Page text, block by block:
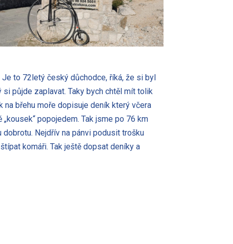
to 72letý český důchodce, říká, že si byl
půjde zaplavat. Taky bych chtěl mít tolik
na břehu moře dopisuje deník který včera
popojedem. Tak jsme po 76 km
Nejdřív na pánvi podusit trošku
komáři. Tak ještě dopsat deníky a